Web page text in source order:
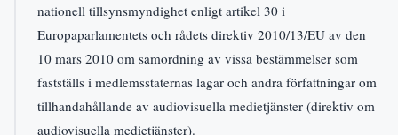
nationell tillsynsmyndighet enligt artikel 30 i
Europaparlamentets och rådets direktiv 2010/13/EU av den
10 mars 2010 om samordning av vissa bestämmelser som
fastställs i medlemsstaternas lagar och andra författningar om
tillhandahållande av audiovisuella medietjänster (direktiv om
audiovisuella medietjänster).